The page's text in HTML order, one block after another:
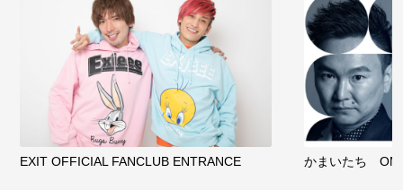
EXIT OFFICIAL FANCLUB ENTRANCE かまいたち